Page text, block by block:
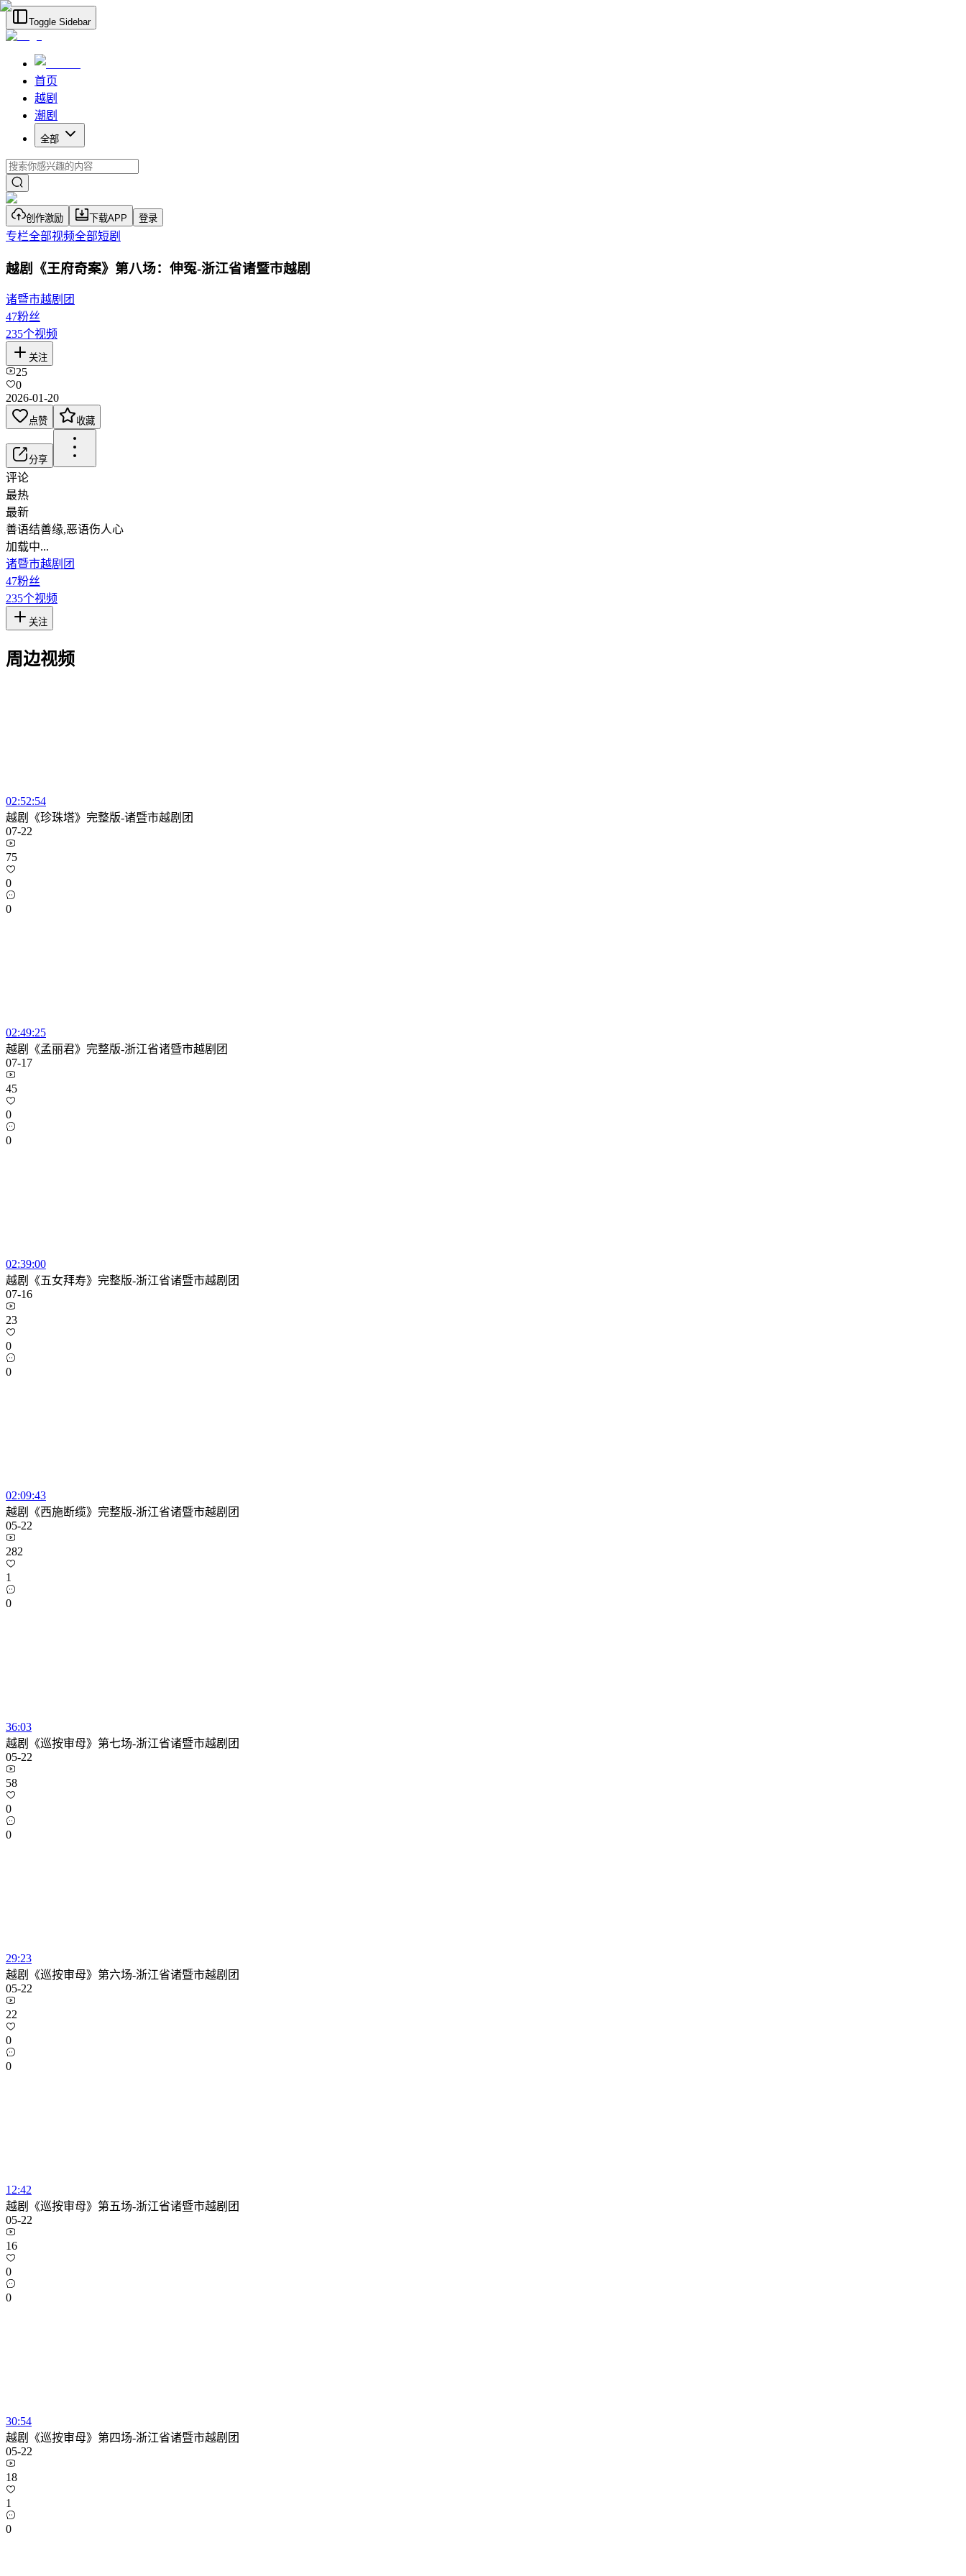
Toggle Sidebar
首页
越剧
潮剧
全部
创作激励 下载APP 登录
专栏全部视频全部短剧
越剧《王府奇案》第八场：伸冤-浙江省诸暨市越剧
诸暨市越剧团
47粉丝
235个视频
关注
25
0
2026-01-20
点赞 收藏
分享
评论
最热
最新
善语结善缘,恶语伤人心
加载中...
诸暨市越剧团
47粉丝
235个视频
关注
周边视频
02:52:54
越剧《珍珠塔》完整版-诸暨市越剧团
07-22
75
0
0
02:49:25
越剧《孟丽君》完整版-浙江省诸暨市越剧团
07-17
45
0
0
02:39:00
越剧《五女拜寿》完整版-浙江省诸暨市越剧团
07-16
23
0
0
02:09:43
越剧《西施断缆》完整版-浙江省诸暨市越剧团
05-22
282
1
0
36:03
越剧《巡按审母》第七场-浙江省诸暨市越剧团
05-22
58
0
0
29:23
越剧《巡按审母》第六场-浙江省诸暨市越剧团
05-22
22
0
0
12:42
越剧《巡按审母》第五场-浙江省诸暨市越剧团
05-22
16
0
0
30:54
越剧《巡按审母》第四场-浙江省诸暨市越剧团
05-22
18
1
0